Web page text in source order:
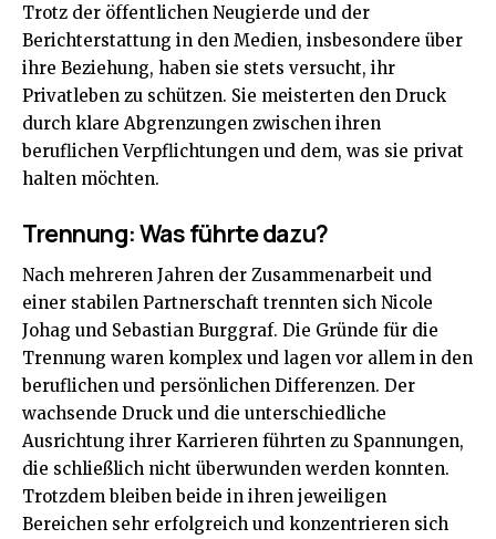
Trotz der öffentlichen Neugierde und der
Berichterstattung in den Medien, insbesondere über
ihre Beziehung, haben sie stets versucht, ihr
Privatleben zu schützen. Sie meisterten den Druck
durch klare Abgrenzungen zwischen ihren
beruflichen Verpflichtungen und dem, was sie privat
halten möchten.
Trennung: Was führte dazu?
Nach mehreren Jahren der Zusammenarbeit und
einer stabilen Partnerschaft trennten sich Nicole
Johag und Sebastian Burggraf. Die Gründe für die
Trennung waren komplex und lagen vor allem in den
beruflichen und persönlichen Differenzen. Der
wachsende Druck und die unterschiedliche
Ausrichtung ihrer Karrieren führten zu Spannungen,
die schließlich nicht überwunden werden konnten.
Trotzdem bleiben beide in ihren jeweiligen
Bereichen sehr erfolgreich und konzentrieren sich